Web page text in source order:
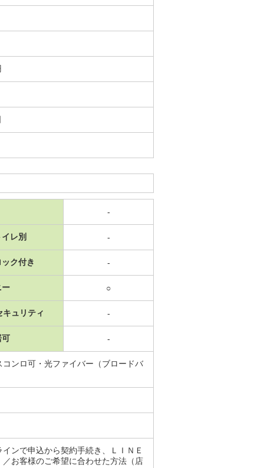
-
レ別 -
ク付き -
ー ○
キュリティ -
可 -
ンロ可・光ファイバー（ブロードバ
ンで申込から契約手続き、ＬＩＮＥ
お客様のご希望に合わせた方法（店